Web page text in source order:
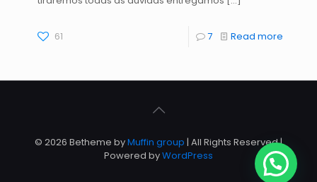
61 7 Read more
© 2026 Betheme byMuffin group | All Rights Reserved |
Powered byWordPress